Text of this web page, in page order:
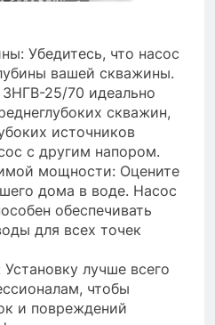
Убедитесь, что насос
вашей скважины.
3НГВ-25/70 идеально
скважин,
источников
с другим напором.
мощности: Оцените
дома в воде. Насос
обеспечивать
для всех точек
лучше всего
чтобы
и повреждений